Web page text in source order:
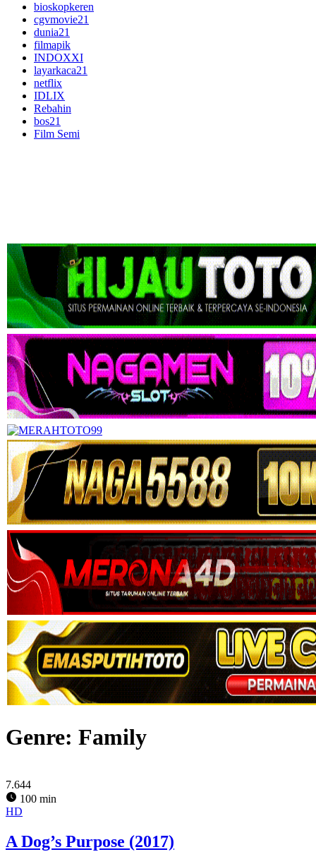
bioskopkeren
cgvmovie21
dunia21
filmapik
INDOXXI
layarkaca21
netflix
IDLIX
Rebahin
bos21
Film Semi
Genre: Family
7.644
100 min
HD
A Dog’s Purpose (2017)